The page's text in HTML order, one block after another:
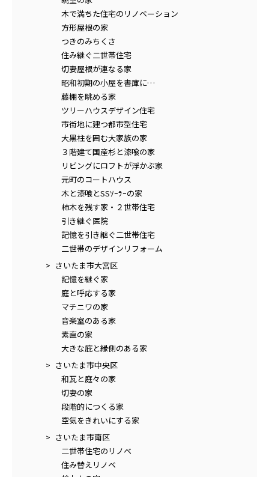
木で満ちた住宅のリノベーション
方形屋根の家
つきのみちくさ
住み継ぐ二世帯住宅
切妻屋根が連なる家
昭和初期の小屋を書庫に…
藤棚を眺める家
ツリーハウスデザイン住宅
市街地に建つ都市型住宅
大黒柱を囲む大家族の家
３階建て国産杉と漆喰の家
リビングにロフトが浮かぶ家
元町のコートハウス
木と漆喰とSSｿｰﾗｰの家
柿木を残す家・２世帯住宅
引き継ぐ医院
記憶を引き継ぐ二世帯住宅
二世帯のデザインリフォーム
さいたま市大宮区
記憶を継ぐ家
庭と呼応する家
マチニワの家
音楽室のある家
素直の家
大きな庇と縁側のある家
さいたま市中央区
和瓦と庭々の家
切妻の家
段階的につくる家
空気をきれいにする家
さいたま市南区
二世帯住宅のリノベ
住み替えリノベ